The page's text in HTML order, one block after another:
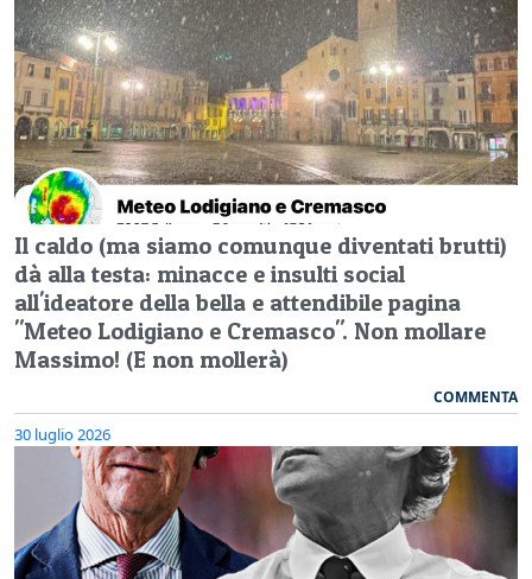
Il caldo (ma siamo comunque diventati brutti)
dà alla testa: minacce e insulti social
all'ideatore della bella e attendibile pagina
"Meteo Lodigiano e Cremasco". Non mollare
Massimo! (E non mollerà)
COMMENTA
30 luglio 2026